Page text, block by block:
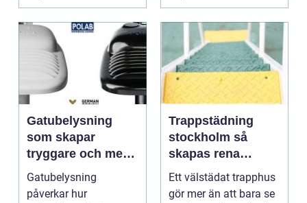
Gatubelysning
som skapar
tryggare och mer
hållbara miljöer
Gatubelysning
påverkar hur
Trappstädning
stockholm så
skapas rena
trapphus som
håller över tid
Ett välstädat trapphus
gör mer än att bara se